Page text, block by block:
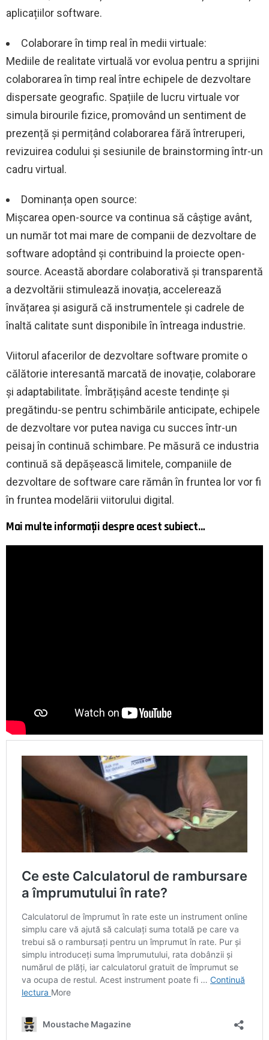
aplicațiilor software.
Colaborare în timp real în medii virtuale:
Mediile de realitate virtuală vor evolua pentru a sprijini
colaborarea în timp real între echipele de dezvoltare
dispersate geografic. Spațiile de lucru virtuale vor
simula birourile fizice, promovând un sentiment de
prezență și permițând colaborarea fără întreruperi,
revizuirea codului și sesiunile de brainstorming într-un
cadru virtual.
Dominanța open source:
Mișcarea open-source va continua să câștige avânt,
un număr tot mai mare de companii de dezvoltare de
software adoptând și contribuind la proiecte open-
source. Această abordare colaborativă și transparentă
a dezvoltării stimulează inovația, accelerează
învățarea și asigură că instrumentele și cadrele de
înaltă calitate sunt disponibile în întreaga industrie.
Viitorul afacerilor de dezvoltare software promite o
călătorie interesantă marcată de inovație, colaborare
și adaptabilitate. Îmbrățișând aceste tendințe și
pregătindu-se pentru schimbările anticipate, echipele
de dezvoltare vor putea naviga cu succes într-un
peisaj în continuă schimbare. Pe măsură ce industria
continuă să depășească limitele, companiile de
dezvoltare de software care rămân în fruntea lor vor fi
în fruntea modelării viitorului digital.
Mai multe informații despre acest subiect…